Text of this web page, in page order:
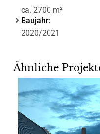
ca. 2700 m²
Baujahr:
2020/2021
Ähnliche